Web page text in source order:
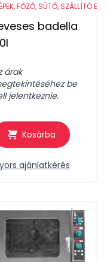
FŐZŐ, SÜTŐ, SZÁLLÍTÓ
badella
árak
be
jelentkeznie.
Kosárba
ajánlatkérés